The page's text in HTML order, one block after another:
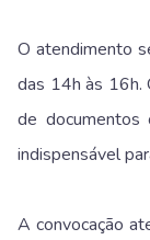
O atendimento
das 14h às 16h.
de documentos
indispensável
A convocação